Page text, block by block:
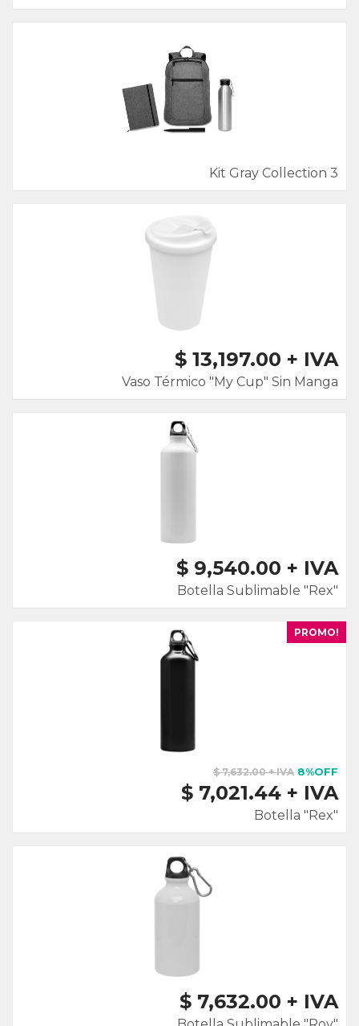
Kit Gray Collection 3
$ 13,197.00 + IVA
Vaso Térmico "My Cup" Sin Manga
$ 9,540.00 + IVA
Botella Sublimable "Rex"
PROMO!
$ 7,632.00 + IVA 8%OFF
$ 7,021.44 + IVA
Botella "Rex"
$ 7,632.00 + IVA